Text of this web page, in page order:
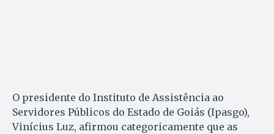
O presidente do Instituto de Assistência ao
Servidores Públicos do Estado de Goiás (Ipasgo),
Vinícius Luz, afirmou categoricamente que as